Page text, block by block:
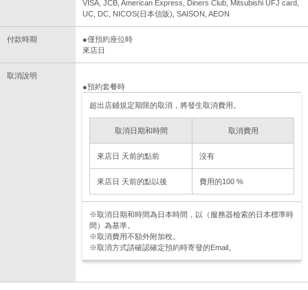
VISA, JCB, American Express, Diners Club, Mitsubishi UFJ card,
UC, DC, NICOS(日本信販), SAISON, AEON
付款時期
●僅預約座位時
來店日
取消說明
●預約套餐時
超出店鋪規定期限的取消，將發生取消費用。
取消日期和時間 取消費用
來店日 天前的點前 沒有
來店日 天前的點以後 費用的100 %
※取消日期和時間為日本時間，以（服務器檢索的日本標準時
間）為基準。
※取消費用不額外附加稅。
※取消方式請確認確定預約時寄發的Email。